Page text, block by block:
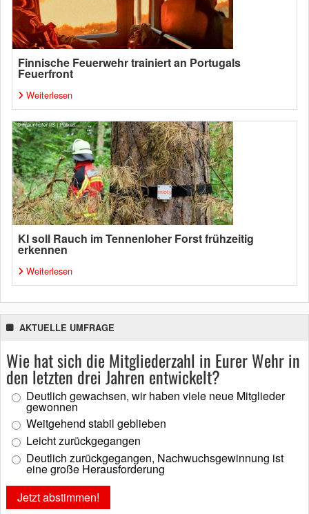
Finnische Feuerwehr trainiert an Portugals
Feuerfront
Weiterlesen
KI soll Rauch im Tennenloher Forst frühzeitig
erkennen
Weiterlesen
AKTUELLE UMFRAGE
Wie hat sich die Mitgliederzahl in Eurer Wehr in
den letzten drei Jahren entwickelt?
Deutlich gewachsen, wir haben viele neue Mitglieder
gewonnen
Weitgehend stabil geblieben
Leicht zurückgegangen
Deutlich zurückgegangen, Nachwuchsgewinnung ist
eine große Herausforderung